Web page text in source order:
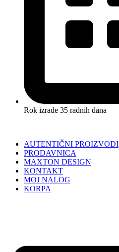
Rok izrade 35 radnih dana
AUTENTIČNI PROIZVODI
PRODAVNICA
MAXTON DESIGN
KONTAKT
MOJ NALOG
KORPA